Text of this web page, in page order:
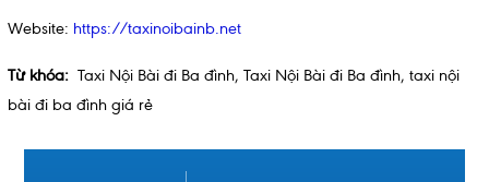
Website: https://taxinoibainb.net
Từ khóa: Taxi Nội Bài đi Ba đình, Taxi Nội Bài đi Ba đình, taxi nội
bài đi ba đình giá rẻ